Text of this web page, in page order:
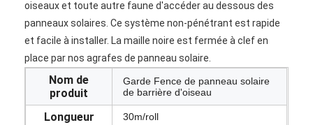
oiseaux et toute autre faune d'accéder au dessous des
panneaux solaires. Ce système non-pénétrant est rapide
et facile à installer. La maille noire est fermée à clef en
place par nos agrafes de panneau solaire.
Nom de
produit
Garde Fence de panneau solaire
de barrière d'oiseau
Longueur 30m/roll